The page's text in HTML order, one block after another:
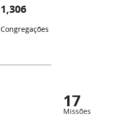
1,306
Congregações
17
Missões